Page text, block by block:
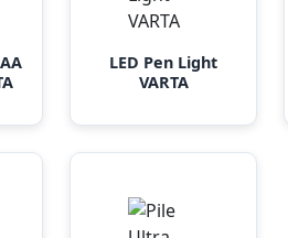
LED Pen Light
VARTA